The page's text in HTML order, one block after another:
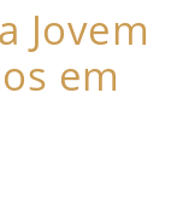
Jovem
em